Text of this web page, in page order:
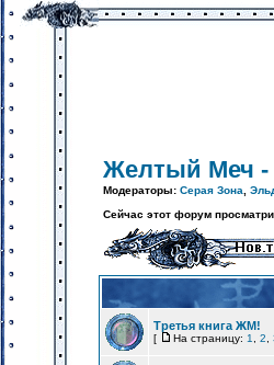
Желтый Меч -
Модераторы: Серая Зона
Сейчас этот форум
Третья книга ЖМ!
[ На страницу: 1 2